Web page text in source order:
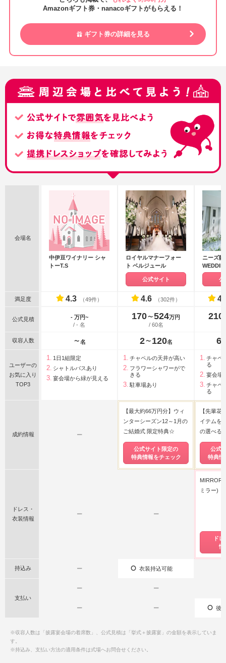
Amazonギフト券・nanacoギフトがもらえる！
ギフト券の詳細を見る
会場名
中伊豆ワイナリー シャ
トーT.S
ロイヤルマナーフォー
ト ベルジュール
公式サイト
ニーズ
ド迎賓館
公
満足度 4.3 （49件） 4.6 （302件）
公式見積
- 万円~
/ - 名
170〜524万円
/ 60名
210
収容人数 〜 名 2 〜 120名 6
ユーザーの
お気に入り
TOP3
1日1組限定
シャトルバスあり
宴会場から緑が見える
チャペルの天井が高い
フラワーシャワーがで
きる
駐車場あり
チャペ
る
宴会場
チャペ
る
成約情報 ー
【最大約66万円分】ウィ
ンターシーズン12～1月の
ご結婚式 限定特典☆
公式サイト限定の
特典情報をチェック
【先輩花
イテムを
の選べる
公式
特典情
ドレス・
衣装情報
ー ー
MIRROR
ミラー)
ド
情
持込み ー 衣装持込可能
支払い
ー ー
ー ー 後
※収容人数は「披露宴会場の着席数」、公式見積は「挙式＋披露宴」の金額を表示していま
す。
※持込み、支払い方法の適用条件は式場へお問合せください。